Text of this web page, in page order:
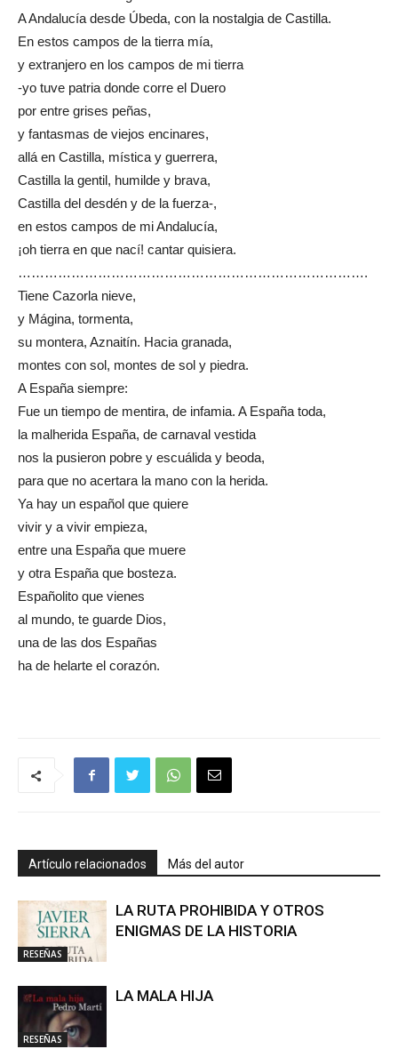
A Andalucía desde Úbeda, con la nostalgia de Castilla.
En estos campos de la tierra mía,
y extranjero en los campos de mi tierra
-yo tuve patria donde corre el Duero
por entre grises peñas,
y fantasmas de viejos encinares,
allá en Castilla, mística y guerrera,
Castilla la gentil, humilde y brava,
Castilla del desdén y de la fuerza-,
en estos campos de mi Andalucía,
¡oh tierra en que nací! cantar quisiera.
…………………………………………………………………….
Tiene Cazorla nieve,
y Mágina, tormenta,
su montera, Aznaitín. Hacia granada,
montes con sol, montes de sol y piedra.
A España siempre:
Fue un tiempo de mentira, de infamia. A España toda,
la malherida España, de carnaval vestida
nos la pusieron pobre y escuálida y beoda,
para que no acertara la mano con la herida.
Ya hay un español que quiere
vivir y a vivir empieza,
entre una España que muere
y otra España que bosteza.
Españolito que vienes
al mundo, te guarde Dios,
una de las dos Españas
ha de helarte el corazón.
Artículo relacionados Más del autor
RESEÑAS
LA RUTA PROHIBIDA Y OTROS
ENIGMAS DE LA HISTORIA
RESEÑAS
LA MALA HIJA